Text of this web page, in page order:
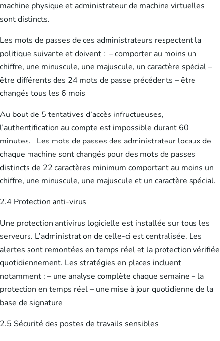
machine physique et administrateur de machine virtuelles
sont distincts.
Les mots de passes de ces administrateurs respectent la
politique suivante et doivent : – comporter au moins un
chiffre, une minuscule, une majuscule, un caractère spécial –
être différents des 24 mots de passe précédents – être
changés tous les 6 mois
Au bout de 5 tentatives d’accès infructueuses,
l’authentification au compte est impossible durant 60
minutes. Les mots de passes des administrateur locaux de
chaque machine sont changés pour des mots de passes
distincts de 22 caractères minimum comportant au moins un
chiffre, une minuscule, une majuscule et un caractère spécial.
2.4 Protection anti-virus
Une protection antivirus logicielle est installée sur tous les
serveurs. L’administration de celle-ci est centralisée. Les
alertes sont remontées en temps réel et la protection vérifiée
quotidiennement. Les stratégies en places incluent
notamment : – une analyse complète chaque semaine – la
protection en temps réel – une mise à jour quotidienne de la
base de signature
2.5 Sécurité des postes de travails sensibles